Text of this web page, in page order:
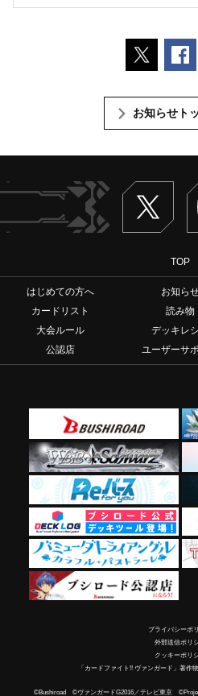
ポスト
お知らせト
TOP
はじめての方へ お知ら
カードリスト
読み物
大会ルール
デッキレ
公認店
ユーザーサ
プライバシーポ
外部送信ポリ
クッキーポリ
「カードファイト!! ヴァンガード」著作
©Bushiroad ©ヴァンガードG2016／テレビ東京